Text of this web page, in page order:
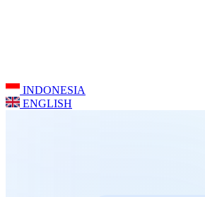
INDONESIA
ENGLISH